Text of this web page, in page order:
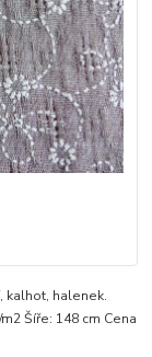
kalhot, halenek.
Šíře: 148 cm Cena